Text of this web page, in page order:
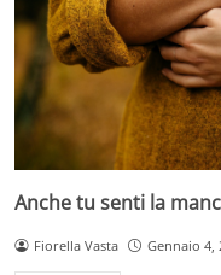
Anche tu senti la
Fiorella Vasta Gennaio 4,